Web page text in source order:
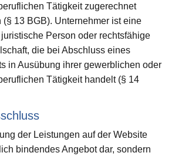
Tätigkeit zugerechnet
13 BGB). Unternehmer ist eine
Person oder rechtsfähige
die bei Abschluss eines
in Ausübung ihrer gewerblichen oder
Tätigkeit handelt (§ 14
der Leistungen auf der Website
bindendes Angebot dar, sondern